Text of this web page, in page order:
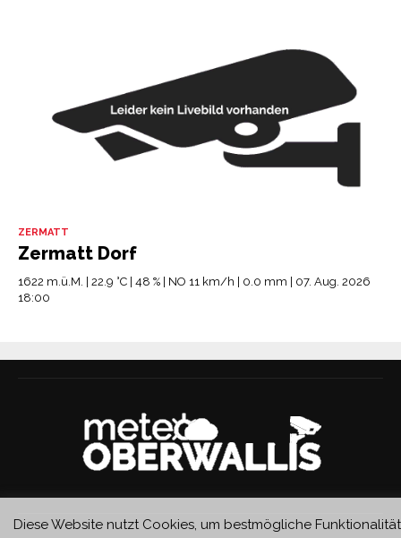
ZERMATT
Zermatt Dorf
1622 m.ü.M. | 22.9 °C | 48 % | NO 11 km/h | 0.0 mm | 07. Aug. 2026
18:00
Diese Website nutzt Cookies, um bestmögliche Funktionalität